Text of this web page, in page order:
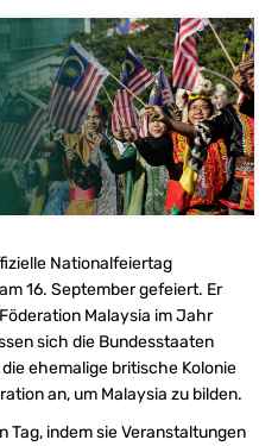
Nationalfeiertag
16. September gefeiert. Er
Malaysia im Jahr
sich die Bundesstaaten
ehemalige britische Kolonie
an, um Malaysia zu bilden.
Tag, indem sie Veranstaltungen